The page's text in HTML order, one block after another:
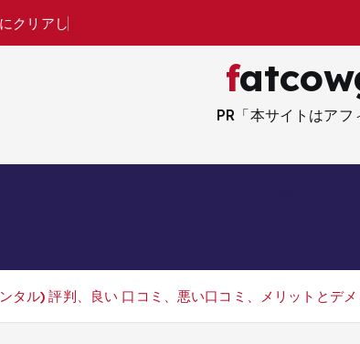
に ク リ ア し
PR「本サイトはアフ
タル) 評判、良い 口コミ、悪い口コミ、メリットとデメ